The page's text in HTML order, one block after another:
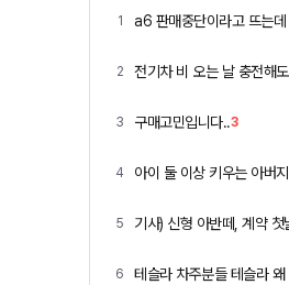
1 a6 판매중단이라고 뜨는
2 전기차 비 오는 날 충전해
3 구매고민입니다..3
4
5
6 테슬라 차주분들 테슬라